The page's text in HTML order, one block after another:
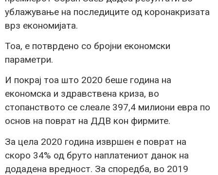
ублажување на последиците од коронакризата
врз економијата.
Тоа, е потврдено со бројни економски
параметри.
И покрај тоа што 2020 беше година на
економска и здравствена криза, во
стопанството се слеале 397,4 милиони евра по
основ на поврат на ДДВ кон фирмите.
За цела 2020 година извршен е поврат на
скоро 34% од бруто наплатениот данок на
додадена вредност. За споредба, во 2019